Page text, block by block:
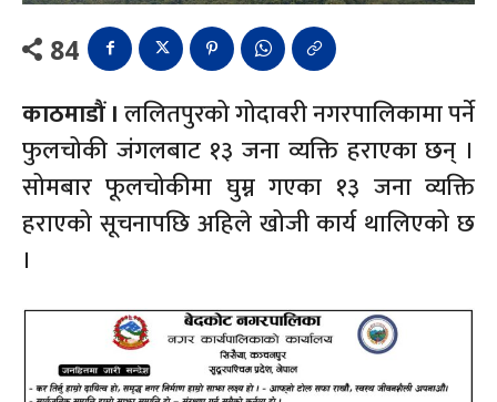
84
काठमाडौं ।ललितपुरको गोदावरी नगरपालिकामा पर्ने
फुलचोकी जंगलबाट १३ जना व्यक्ति हराएका छन् ।
सोमबार फूलचोकीमा घुम्न गएका १३ जना व्यक्ति
हराएको सूचनापछि अहिले खोजी कार्य थालिएको छ
।